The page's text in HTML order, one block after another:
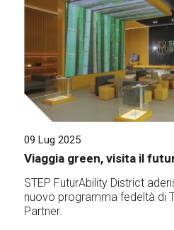
09 Lug 2025
Viaggia green, visita il
STEP FuturAbility District
nuovo programma fedeltà di
Partner.